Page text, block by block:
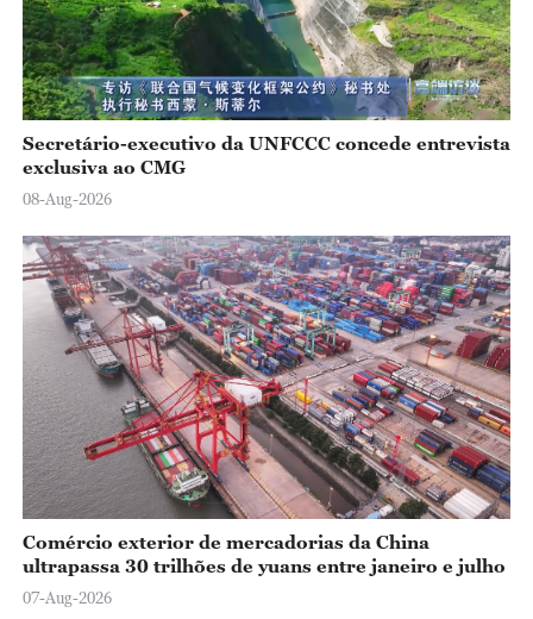
Secretário-executivo da UNFCCC concede entrevista
exclusiva ao CMG
08-Aug-2026
Comércio exterior de mercadorias da China
ultrapassa 30 trilhões de yuans entre janeiro e julho
07-Aug-2026